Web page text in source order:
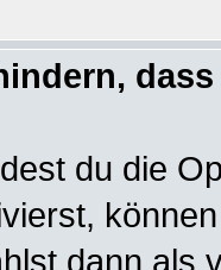
du die
dann als